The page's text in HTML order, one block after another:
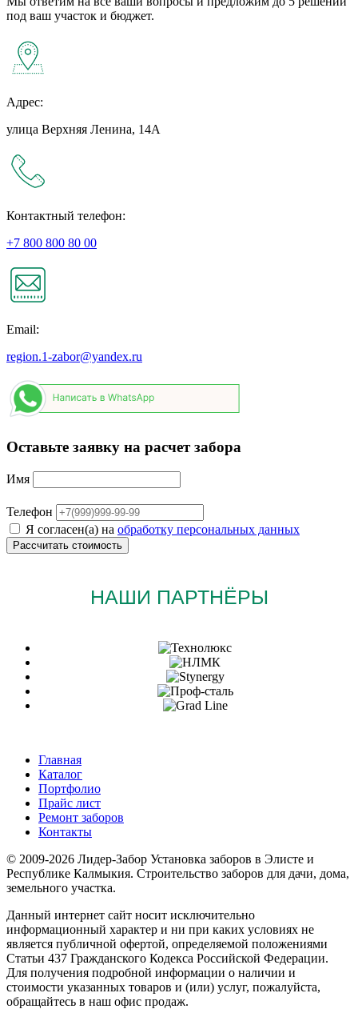
под ваш участок и бюджет.
Адрес:
улица Верхняя Ленина, 14А
Контактный телефон:
+7 800 800 80 00
Email:
region.1-zabor@yandex.ru
Оставьте заявку на расчет забора
Имя
Телефон
Я согласен(а) на обработку персональных данных
НАШИ ПАРТНЁРЫ
Главная
Каталог
Портфолио
Прайс лист
Ремонт заборов
Контакты
© 2009-2026 Лидер-Забор Установка заборов в Элисте и
Республике Калмыкия. Строительство заборов для дачи, дома,
земельного участка.
Данный интернет сайт носит исключительно
информационный характер и ни при каких условиях не
является публичной офертой, определяемой положениями
Статьи 437 Гражданского Кодекса Российской Федерации.
Для получения подробной информации о наличии и
стоимости указанных товаров и (или) услуг, пожалуйста,
обращайтесь в наш офис продаж.